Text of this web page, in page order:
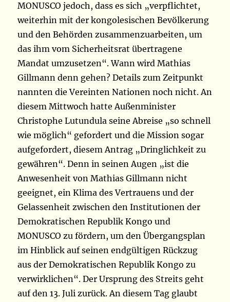
MONUSCO jedoch, dass es sich „verpflichtet,
weiterhin mit der kongolesischen Bevölkerung
und den Behörden zusammenzuarbeiten, um
das ihm vom Sicherheitsrat übertragene
Mandat umzusetzen“. Wann wird Mathias
Gillmann denn gehen? Details zum Zeitpunkt
nannten die Vereinten Nationen noch nicht. An
diesem Mittwoch hatte Außenminister
Christophe Lutundula seine Abreise „so schnell
wie möglich“ gefordert und die Mission sogar
aufgefordert, diesem Antrag „Dringlichkeit zu
gewähren“. Denn in seinen Augen „ist die
Anwesenheit von Mathias Gillmann nicht
geeignet, ein Klima des Vertrauens und der
Gelassenheit zwischen den Institutionen der
Demokratischen Republik Kongo und
MONUSCO zu fördern, um den Übergangsplan
im Hinblick auf seinen endgültigen Rückzug
aus der Demokratischen Republik Kongo zu
verwirklichen“. Der Ursprung des Streits geht
auf den 13. Juli zurück. An diesem Tag glaubt